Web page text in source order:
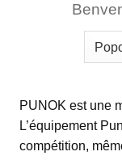
PUNOK est une
L’équipement
compétition,